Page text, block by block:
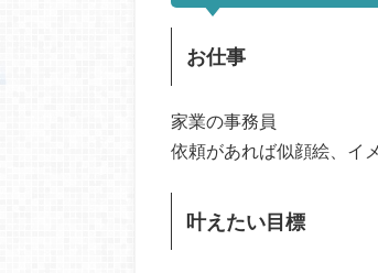
お仕事
家業の事務員
依頼があれば似顔絵、イ
叶えたい目標